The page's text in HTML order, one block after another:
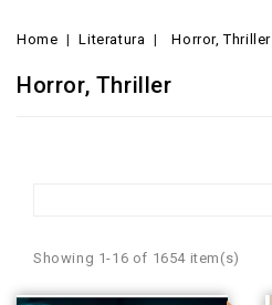
Home Literatura Horror, Thriller
Horror, Thriller
Showing 1-16 of 1654 item(s)